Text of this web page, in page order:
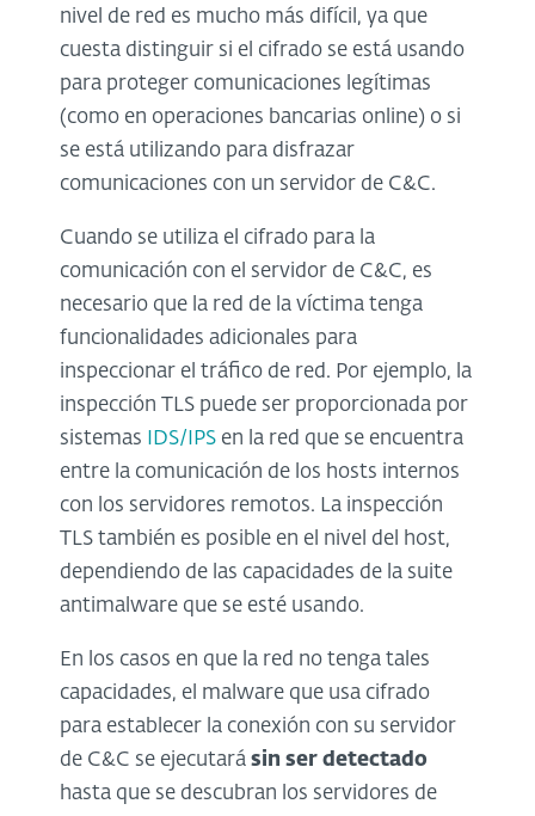
nivel de red es mucho más difícil, ya que
cuesta distinguir si el cifrado se está usando
para proteger comunicaciones legítimas
(como en operaciones bancarias online) o si
se está utilizando para disfrazar
comunicaciones con un servidor de C&C.
Cuando se utiliza el cifrado para la
comunicación con el servidor de C&C, es
necesario que la red de la víctima tenga
funcionalidades adicionales para
inspeccionar el tráfico de red. Por ejemplo, la
inspección TLS puede ser proporcionada por
sistemas
IDS/IPS en la red que se encuentra
entre la comunicación de los hosts internos
con los servidores remotos. La inspección
TLS también es posible en el nivel del host,
dependiendo de las capacidades de la suite
antimalware que se esté usando.
En los casos en que la red no tenga tales
capacidades, el malware que usa cifrado
para establecer la conexión con su servidor
de C&C se ejecutará sin ser detectado
hasta que se descubran los servidores de